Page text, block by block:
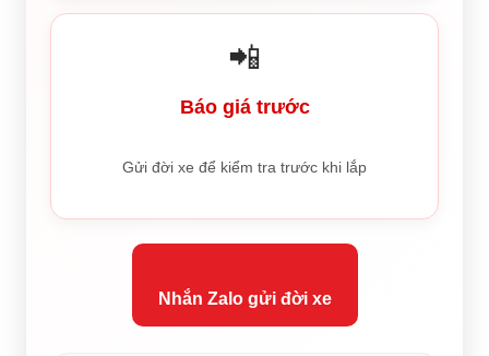
📲
Báo giá trước
Gửi đời xe để kiểm tra trước khi lắp
Nhắn Zalo gửi đời xe